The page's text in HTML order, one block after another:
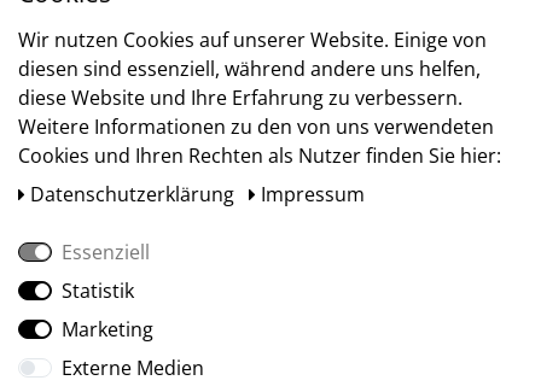
Versand
Social Media
Wir nutzen Cookies auf unserer Website. Einige von
diesen sind essenziell, während andere uns helfen,
diese Website und Ihre Erfahrung zu verbessern.
Weitere Informationen zu den von uns verwendeten
Cookies und Ihren Rechten als Nutzer finden Sie hier:
Daten­schutz­erklärung
Impressum
Essenziell
Statistik
Marketing
Externe Medien